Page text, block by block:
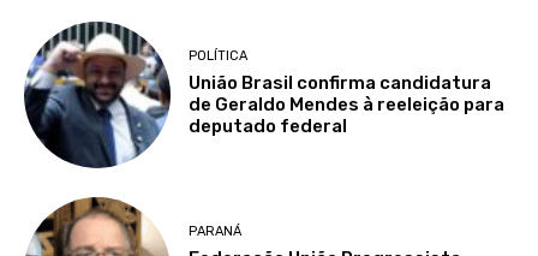
POLÍTICA
União Brasil confirma candidatura
de Geraldo Mendes à reeleição para
deputado federal
PARANÁ